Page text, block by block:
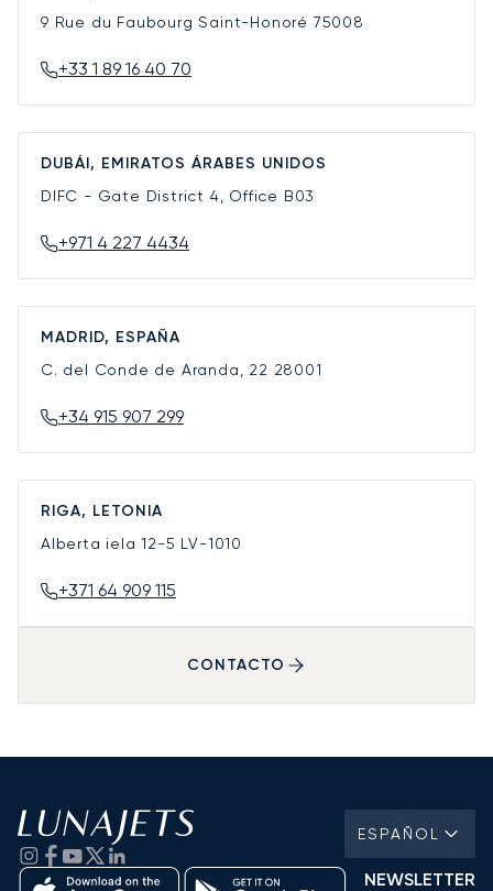
9 Rue du Faubourg Saint-Honoré 75008
+33 1 89 16 40 70
DUBÁI, EMIRATOS ÁRABES UNIDOS
DIFC - Gate District 4, Office B03
+971 4 227 4434
MADRID, ESPAÑA
C. del Conde de Aranda, 22 28001
+34 915 907 299
RIGA, LETONIA
Alberta iela 12-5 LV-1010
+371 64 909 115
CONTACTO
ESPAÑOL
NEWSLETTER